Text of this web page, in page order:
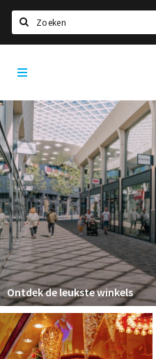
Home
Agenda
Deals
Nieuws, interviews & blogs
Eten
Drinken
Slapen
Recreatief
Winkels
Winkelgebieden
Parkeren
Ontdek de leukste winkels